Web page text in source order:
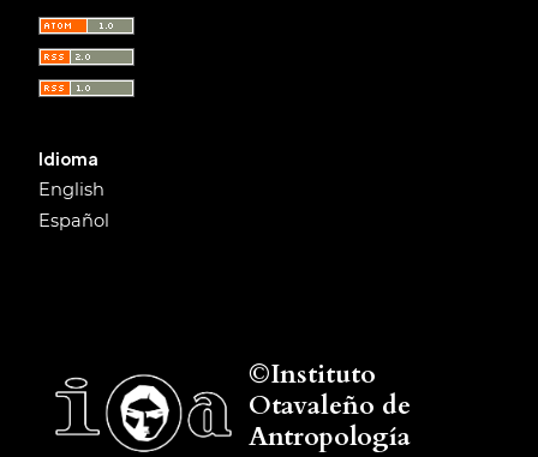
Idioma
English
Español
©Instituto
Otavaleño de
Antropología